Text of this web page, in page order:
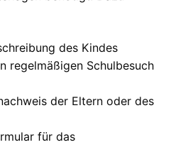
des Kindes
regelmäßigen Schulbesuch
der Eltern oder des
für das